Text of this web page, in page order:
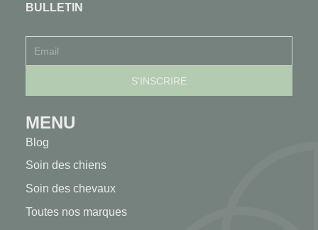
BULLETIN
MENU
Blog
Soin des chiens
Soin des chevaux
Toutes nos marques